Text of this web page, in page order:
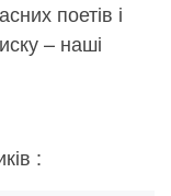
поетів і
– наші
: